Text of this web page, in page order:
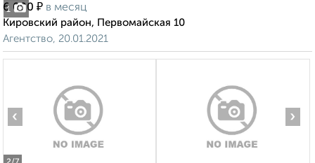
1
6 000 ₽ в месяц
Кировский район, Первомайская 10
Агентство, 20.01.2021
‹ ›